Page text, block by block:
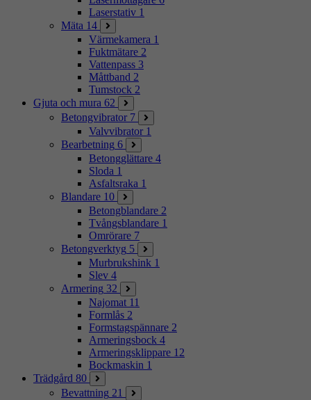
Laserstativ 1
Mäta 14
Värmekamera 1
Fuktmätare 2
Vattenpass 3
Måttband 2
Tumstock 2
Gjuta och mura 62
Betongvibrator 7
Valvvibrator 1
Bearbetning 6
Betongglättare 4
Sloda 1
Asfaltsraka 1
Blandare 10
Betongblandare 2
Tvångsblandare 1
Omrörare 7
Betongverktyg 5
Murbrukshink 1
Slev 4
Armering 32
Najomat 11
Formlås 2
Formstagspännare 2
Armeringsbock 4
Armeringsklippare 12
Bockmaskin 1
Trädgård 80
Bevattning 21